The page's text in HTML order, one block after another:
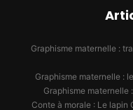
Graphisme maternelle :
Graphisme maternelle :
Graphisme maternelle
Conte à morale : Le lapin